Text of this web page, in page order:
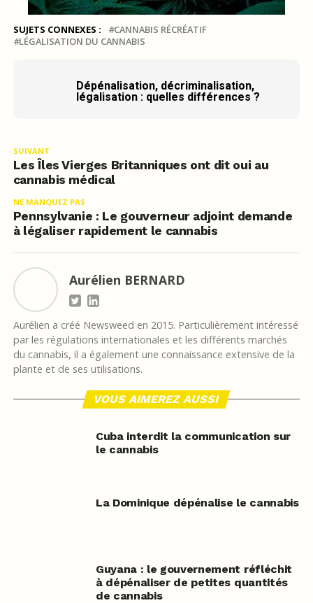
SUJETS CONNEXES :
CANNABIS RÉCRÉATIF
LÉGALISATION DU CANNABIS
Dépénalisation, décriminalisation,
légalisation : quelles différences ?
SUIVANT
Les Îles Vierges Britanniques ont dit oui au
cannabis médical
NE MANQUEZ PAS
Pennsylvanie : Le gouverneur adjoint demande
à légaliser rapidement le cannabis
Aurélien BERNARD
Aurélien a créé Newsweed en 2015. Particulièrement intéressé
par les régulations internationales et les différents marchés
du cannabis, il a également une connaissance extensive de la
plante et de ses utilisations.
VOUS AIMEREZ AUSSI
Cuba interdit la communication sur
le cannabis
La Dominique dépénalise le cannabis
Guyana : le gouvernement réfléchit
à dépénaliser de petites quantités
de cannabis